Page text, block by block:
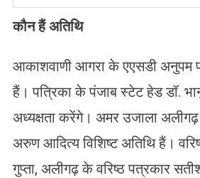
कौन हैं अतिथि
आकाशवाणी आगरा के एएसडी अनुपम
हैं। पत्रिका के पंजाब स्टेट हेड डॉ.
अध्यक्षता करेंगे। अमर उजाला
अरुण आदित्य विशिष्ट अतिथि हैं।
गुप्ता, अलीगढ़ के वरिष्ठ पत्रकार